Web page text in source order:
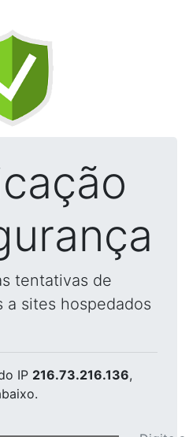
tentativas de
a sites hospedados
IP 216.73.216.136,